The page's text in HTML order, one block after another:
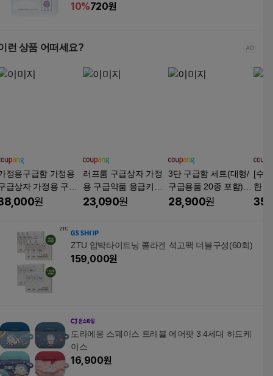
10%720원
런 상품 어떠세요?
정용구급함 가정용
급상자 가정용 구급
스마트 1호 340x210
원
러프룸 구급상자 가정
용 구급약품 응급키트
세트
23,090원
3단 구급함 세트(대형/
구급용품 20종 포함)/
하루생각/응급상자 구
28,900원
[수
한
형
ZTU 압박타이트닝 콜라겐 석고팩 더블구성(60회)
159,000원
도라에몽 스페이스 트래블 에어팟 3 4세대 하드케
이스
16,900원